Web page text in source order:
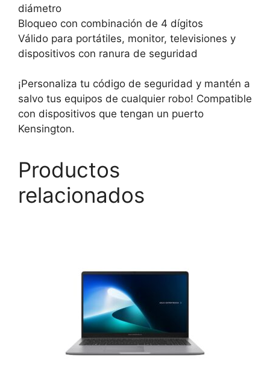
diámetro
Bloqueo con combinación de 4 dígitos
Válido para portátiles, monitor, televisiones y
dispositivos con ranura de seguridad
¡Personaliza tu código de seguridad y mantén a
salvo tus equipos de cualquier robo! Compatible
con dispositivos que tengan un puerto
Kensington.
Productos
relacionados